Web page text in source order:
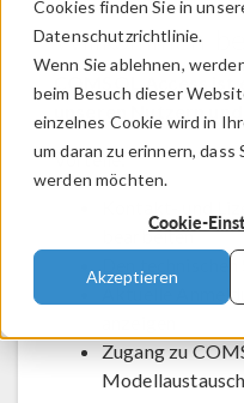
Cookies finden Sie in
Datenschutzrichtlinie.
Wenn Sie ablehnen,
beim Besuch dieser
einzelnes Cookie wird in
um daran zu erinnern,
werden möchten.
Cookie-
Akzeptieren
Willkommen
COMSOL Access ist
unseren Nutzern
Vorteile:
bearbeiten
Den
Aktuelle
Zugang zu
Modellaustausch